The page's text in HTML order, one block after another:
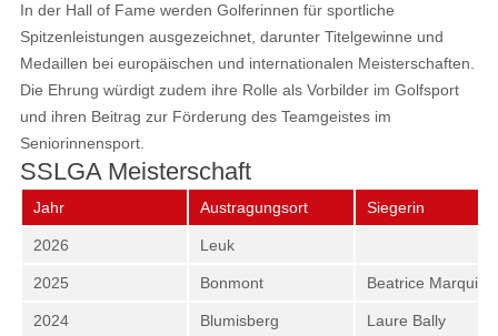
In der Hall of Fame werden Golferinnen für sportliche
Spitzenleistungen ausgezeichnet, darunter Titelgewinne und
Medaillen bei europäischen und internationalen Meisterschaften.
Die Ehrung würdigt zudem ihre Rolle als Vorbilder im Golfsport
und ihren Beitrag zur Förderung des Teamgeistes im
Seniorinnensport.
SSLGA Meisterschaft
Jahr Austragungsort Siegerin
2026 Leuk
2025 Bonmont Beatrice Marquis
2024 Blumisberg
Laure Bally